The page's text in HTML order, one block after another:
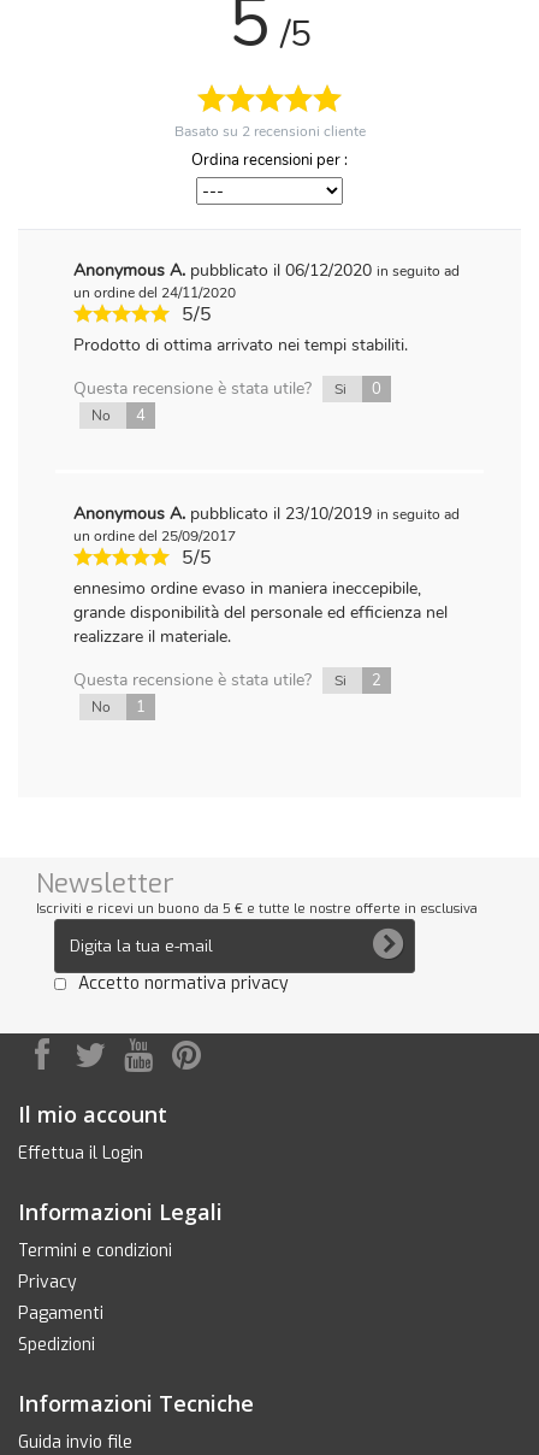
5 /5
Basato su 2recensioni cliente
Ordina recensioni per :
Anonymous A. pubblicato il 06/12/2020 in seguito ad
un ordine del 24/11/2020
5/5
Prodotto di ottima arrivato nei tempi stabiliti.
Questa recensione è stata utile?
Si 0
No 4
Anonymous A. pubblicato il 23/10/2019 in seguito ad
un ordine del 25/09/2017
5/5
ennesimo ordine evaso in maniera ineccepibile,
grande disponibilità del personale ed efficienza nel
realizzare il materiale.
Questa recensione è stata utile?
Si 2
No 1
Newsletter
Iscriviti e ricevi un buono da 5 € e tutte le nostre offerte in esclusiva
Accetto normativa privacy
Il mio account
Effettua il Login
Informazioni Legali
Termini e condizioni
Privacy
Pagamenti
Spedizioni
Informazioni Tecniche
Guida invio file